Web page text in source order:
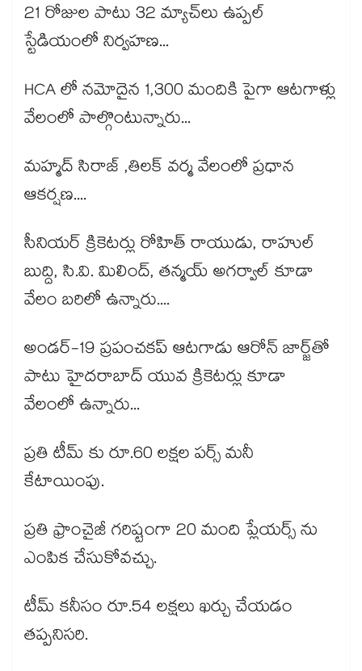
21 రోజుల పాటు 32 మ్యాచ్‌లు ఉప్పల్
స్టేడియంలో నిర్వహణ...
HCA లో నమోదైన 1,300 మందికి పైగా ఆటగాళ్లు
వేలంలో పాల్గొంటున్నారు...
మహ్మద్ సిరాజ్ ,తిలక్ వర్మ వేలంలో ప్రధాన
ఆకర్షణ....
సీనియర్ క్రికెటర్లు రోహిత్ రాయుడు, రాహుల్
బుద్ది, సి.వి. మిలింద్, తన్మయ్ అగర్వాల్ కూడా
వేలం బరిలో ఉన్నారు....
అండర్-19 ప్రపంచకప్ ఆటగాడు ఆరోన్ జార్జ్‌తో
పాటు హైదరాబాద్ యువ క్రికెటర్లు కూడా
వేలంలో ఉన్నారు...
ప్రతి టీమ్ కు రూ.60 లక్షల పర్స్ మనీ
కేటాయింపు.
ప్రతి ఫ్రాంచైజీ గరిష్టంగా 20 మంది ప్లేయర్స్ ను
ఎంపిక చేసుకోవచ్చు.
టీమ్ కనీసం రూ.54 లక్షలు ఖర్చు చేయడం
తప్పనిసరి.